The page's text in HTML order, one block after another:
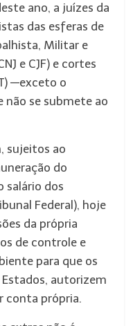
ano, a juízes da
das esferas de
Militar e
e CJF) e cortes
—exceto o
não se submete ao
sujeitos ao
do
salário dos
Federal), hoje
da própria
de controle e
para que os
autorizem
conta própria.